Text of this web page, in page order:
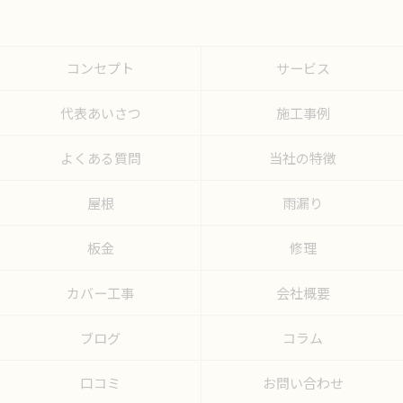
コンセプト サービス
代表あいさつ 施工事例
よくある質問 当社の特徴
屋根 雨漏り
板金 修理
カバー工事 会社概要
ブログ コラム
口コミ お問い合わせ